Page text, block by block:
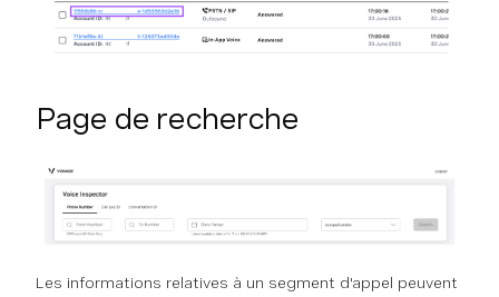
Page de recherche
Les informations relatives à un segment d'appel peuvent